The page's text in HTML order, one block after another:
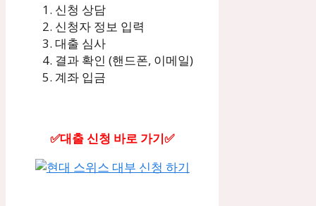
신청 상담
신청자 정보 입력
대출 심사
결과 확인 (핸드폰, 이메일)
계좌 입금
✅대출 신청 바로 가기✅